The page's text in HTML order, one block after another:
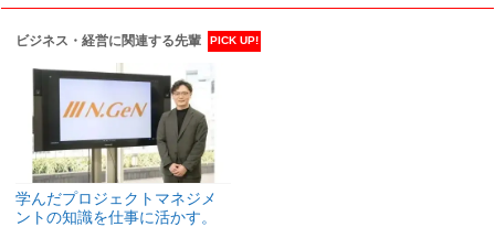
ビジネス・経営に関連する先輩 PICK UP!
学んだプロジェクトマネジメ
ントの知識を仕事に活かす。